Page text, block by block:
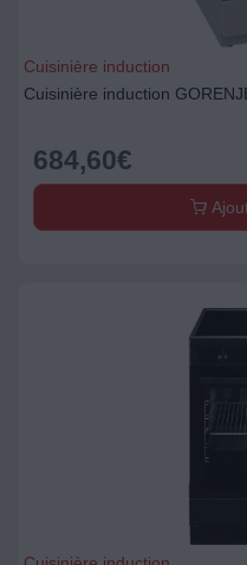
Cuisinière induction
Cuisinière induction
684,60€